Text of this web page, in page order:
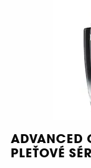
ADVANCED
PLEŤOVÉ